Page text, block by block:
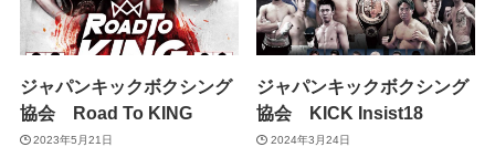
ジャパンキックボクシング
協会 Road To KING
2023年5月21日
ジャパンキックボクシング
協会 KICK Insist18
2024年3月24日